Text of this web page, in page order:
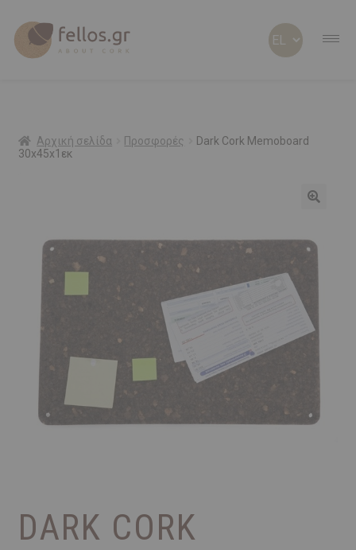
ABOUT US
SHOP
ΠΡΟΣΦΟΡΕΣ
Αρχική σελίδα Προσφορές
Dark Cork Memoboard
30x45x1εκ
DARK CORK